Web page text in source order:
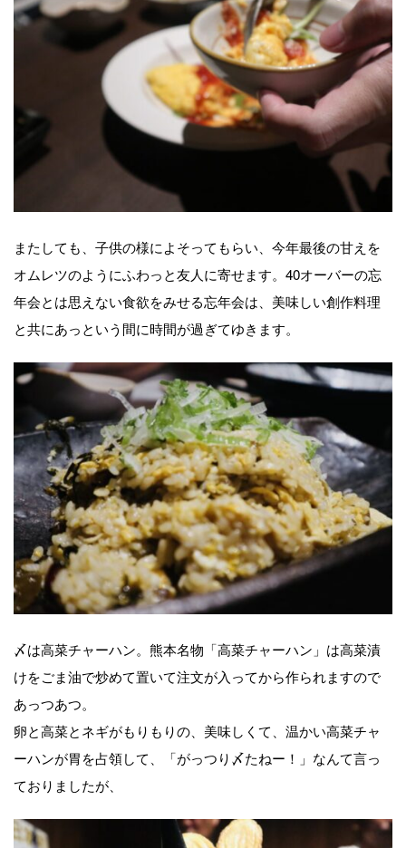
またしても、子供の様によそってもらい、今年最後の甘えを
オムレツのようにふわっと友人に寄せます。40オーバーの忘
年会とは思えない食欲をみせる忘年会は、美味しい創作料理
と共にあっという間に時間が過ぎてゆきます。
〆は高菜チャーハン。熊本名物「高菜チャーハン」は高菜漬
けをごま油で炒めて置いて注文が入ってから作られますので
あっつあつ。
卵と高菜とネギがもりもりの、美味しくて、温かい高菜チャ
ーハンが胃を占領して、「がっつり〆たねー！」なんて言っ
ておりましたが、